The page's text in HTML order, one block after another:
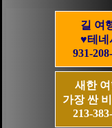
길 여
♥테네
931-
새한
가장 싼
213-